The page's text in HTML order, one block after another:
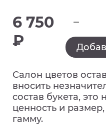
6 750
₽
Салон цветов
вносить
состав букета, это
ценность и
гамму.